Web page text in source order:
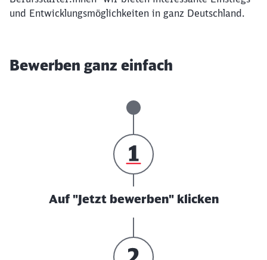
und Entwicklungsmöglichkeiten in ganz Deutschland.
Bewerben ganz einfach
Auf "Jetzt bewerben" klicken